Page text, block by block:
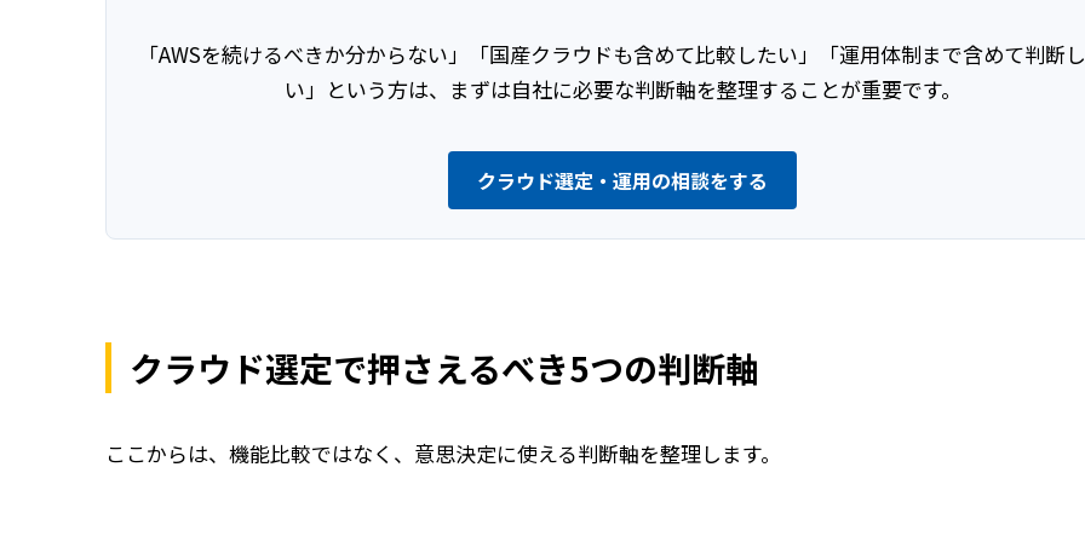
「AWSを続けるべきか分からない」「国産クラウドも含めて比較したい」「運用体制まで含めて判断
い」という方は、まずは自社に必要な判断軸を整理することが重要です。
クラウド選定・運用の相談をする
クラウド選定で押さえるべき5つの判断軸
ここからは、機能比較ではなく、意思決定に使える判断軸を整理します。